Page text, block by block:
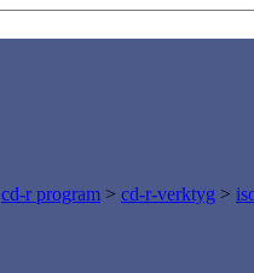
cd-r program > cd-r-verktyg >